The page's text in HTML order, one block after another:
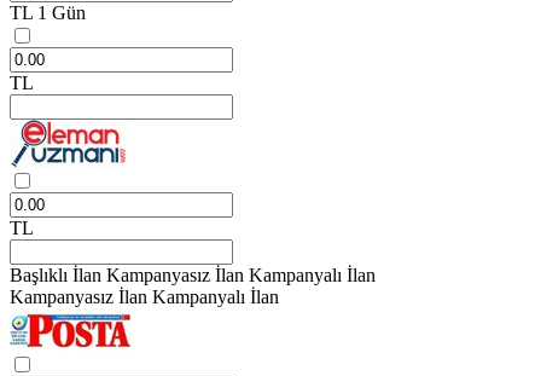
TL 1 Gün
TL
TL
Başlıklı İlan Kampanyasız İlan Kampanyalı İlan
Kampanyasız İlan Kampanyalı İlan